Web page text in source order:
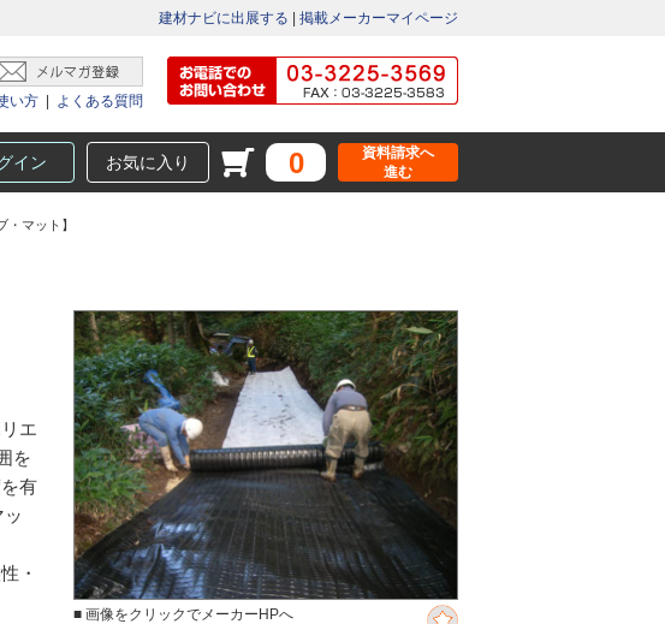
建材ナビに出展する 掲載メーカーマイページ
い方 よくある質問
イン お気に入り 0
資料請求へ
進む
・マット】
エ
を
有
・
■ 画像をクリックでメーカーHPへ